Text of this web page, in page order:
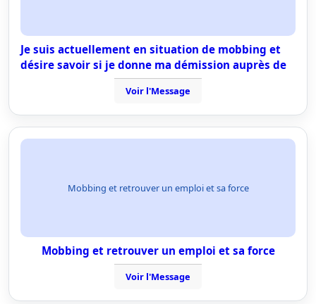
Je suis actuellement en situation de mobbing et
désire savoir si je donne ma démission auprès de
Voir l'Message
Mobbing et retrouver un emploi et sa force
Mobbing et retrouver un emploi et sa force
Voir l'Message